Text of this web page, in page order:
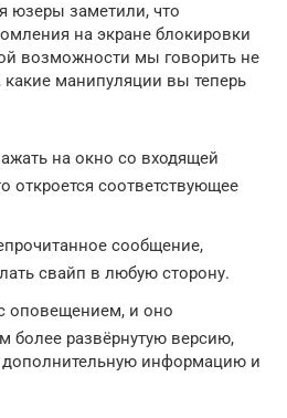
юзеры заметили, что
на экране блокировки
возможности мы говорить не
манипуляции вы теперь
на окно со входящей
откроется соответствующее
сообщение,
свайп в любую сторону.
оповещением, и оно
более развёрнутую версию,
информацию и